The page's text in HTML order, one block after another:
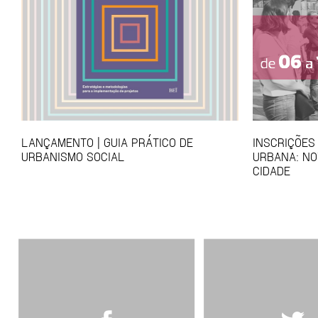
LANÇAMENTO | GUIA PRÁTICO DE
URBANISMO SOCIAL
URBANA:
CIDADE